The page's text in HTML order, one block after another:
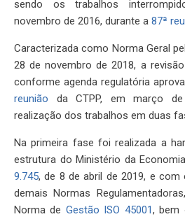
sendo os trabalhos
novembro de 2016, durante a 87ª
Caracterizada como Norma Geral
28 de novembro de 2018, a
conforme agenda regulatória
reunião da CTPP, em março
realização dos trabalhos em duas
Na primeira fase foi realizada a
estrutura do Ministério da
9.745, de 8 de abril de 2019, e
demais Normas Regulamentadoras,
Norma de Gestão ISO 45001, bem